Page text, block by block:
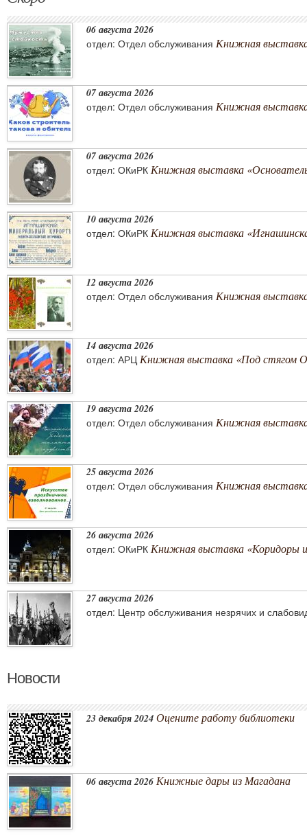
06 августа 2026
отдел: Отдел обслуживания Книжная
07 августа 2026
отдел: Отдел обслуживания Книжная
07 августа 2026
отдел: ОКиРК Книжная выставка «Основатель
10 августа 2026
отдел: ОКиРК Книжная выставка
12 августа 2026
отдел: Отдел обслуживания Книжная
14 августа 2026
отдел: АРЦ Книжная выставка «Под стягом
19 августа 2026
отдел: Отдел обслуживания Книжная
25 августа 2026
отдел: Отдел обслуживания Книжная
26 августа 2026
отдел: ОКиРК Книжная выставка «Коридоры
27 августа 2026
отдел: Центр обслуживания незрячих и
Новости
23 декабря 2024 Оцените работу библиотеки
06 августа 2026 Книжные дары из Магадана